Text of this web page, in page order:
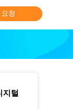
청
지털